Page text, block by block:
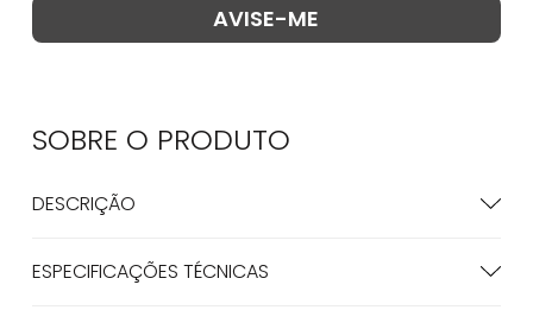
SOBRE O PRODUTO
DESCRIÇÃO
ESPECIFICAÇÕES TÉCNICAS